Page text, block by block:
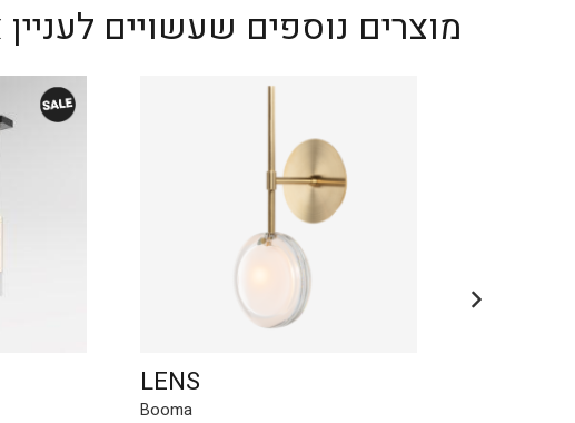
מוצרים נוספים שעשויים
LENS
Booma